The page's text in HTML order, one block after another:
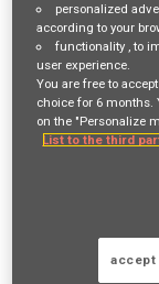
Job Description
VOTRE
En recherche
Reconnu(e) pour
Devenir
à une mission
personalized
according to your
functionality , to
user experience.
You are free to
choice for 6 months.
on the "Personalize
List to the third